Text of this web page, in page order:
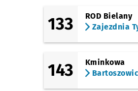
133
ROD Bielany
Zajezdnia
143
Kminkowa